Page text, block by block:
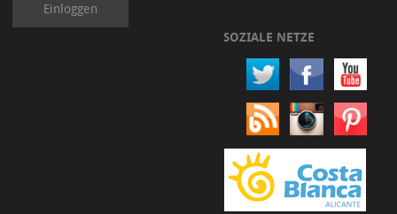
Einloggen
SOZIALE NETZE